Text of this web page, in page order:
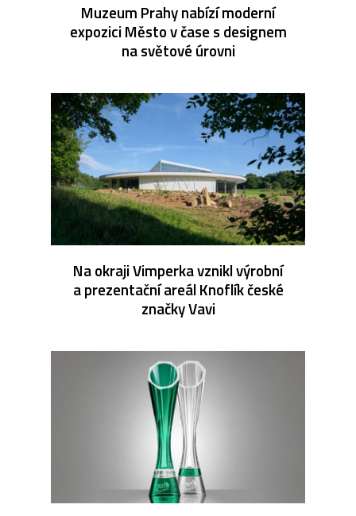
Muzeum Prahy nabízí moderní
expozici Město v čase s designem
na světové úrovni
Na okraji Vimperka vznikl výrobní
a prezentační areál Knoflík české
značky Vavi